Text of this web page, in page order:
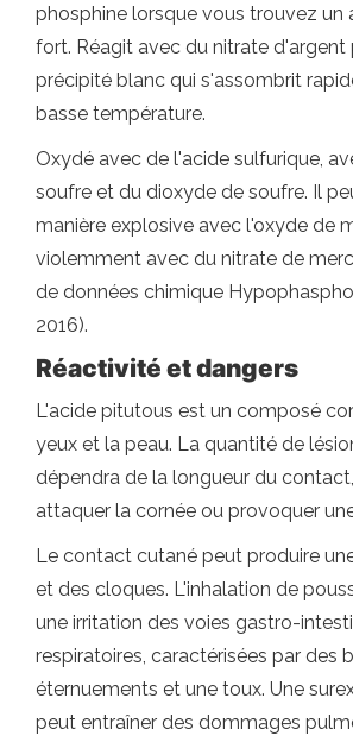
phosphine lorsque vous trouvez un
fort. Réagit avec du nitrate d'argent
précipité blanc qui s'assombrit
basse température.
Oxydé avec de l'acide sulfurique,
soufre et du dioxyde de soufre. Il
manière explosive avec l'oxyde de
violemment avec du nitrate de
de données chimique
2016).
Réactivité et dangers
L'acide pitutous est un composé
yeux et la peau. La quantité de
dépendra de la longueur du
attaquer la cornée ou provoquer
Le contact cutané peut produire
et des cloques. L'inhalation de
une irritation des voies gastro-
respiratoires, caractérisées par des
éternuements et une toux. Une
peut entraîner des dommages